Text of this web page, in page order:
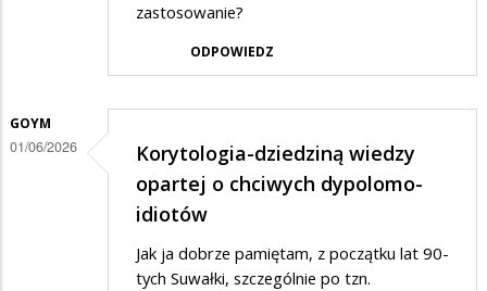
zastosowanie?
ODPOWIEDZ
GOYM
01/06/2026
Korytologia-dziedziną wiedzy
opartej o chciwych dypolomo-
idiotów
Jak ja dobrze pamiętam, z początku lat 90-
tych Suwałki, szczególnie po tzn.